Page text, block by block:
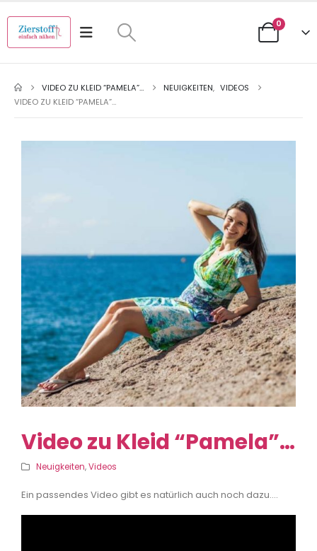
0
VIDEO ZU KLEID “PAMELA”… NEUIGKEITEN, VIDEOS
VIDEO ZU KLEID “PAMELA”…
Video zu Kleid “Pamela”…
Neuigkeiten,Videos
Ein passendes Video gibt es natürlich auch noch dazu….